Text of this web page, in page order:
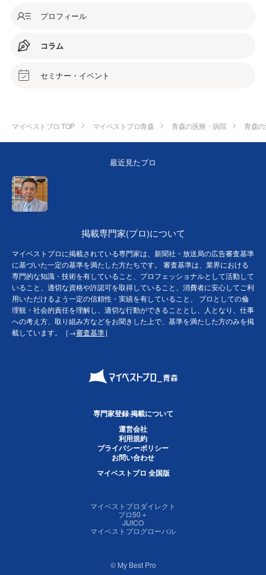
プロフィール
コラム
セミナー・イベント
マイベストプロ TOP マイベストプロ青森 青森の医療・病院 青森
最近見たプロ
掲載専門家(プロ)について
マイベストプロに掲載されている専門家は、新聞社・放送局の広告審査基準
に基づいた一定の基準を満たした方たちです。 審査基準は、業界における
専門的な知識・技術を有していること、プロフェッショナルとして活動して
いること、適切な資格や許認可を取得していること、消費者に安心してご利
用いただけるよう一定の信頼性・実績を有していること、 プロとしての倫
理観・社会的責任を理解し、適切な行動ができることとし、人となり、仕事
への考え方、取り組み方などをお聞きした上で、基準を満たした方のみを掲
載しています。［→審査基準］
専門家登録·掲載について
運営会社
利用規約
プライバシーポリシー
お問い合わせ
マイベストプロ 全国版
マイベストプロダイレクト
プロ50＋
JIJICO
マイベストプログローバル
© My Best Pro